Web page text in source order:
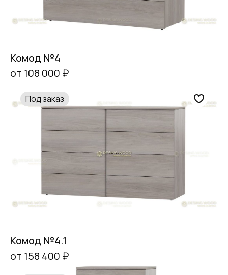
Комод №4
от 108 000 ₽
Под заказ
Комод №4.1
от 158 400 ₽